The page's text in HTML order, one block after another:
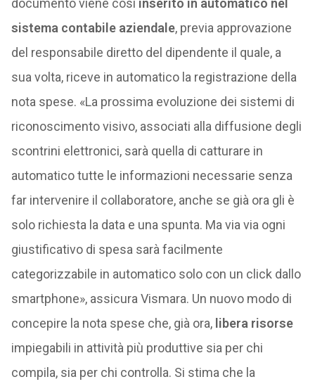
documento viene così inserito in automatico nel
sistema contabile aziendale, previa approvazione
del responsabile diretto del dipendente il quale, a
sua volta, riceve in automatico la registrazione della
nota spese. «La prossima evoluzione dei sistemi di
riconoscimento visivo, associati alla diffusione degli
scontrini elettronici, sarà quella di catturare in
automatico tutte le informazioni necessarie senza
far intervenire il collaboratore, anche se già ora gli è
solo richiesta la data e una spunta. Ma via via ogni
giustificativo di spesa sarà facilmente
categorizzabile in automatico solo con un click dallo
smartphone», assicura Vismara. Un nuovo modo di
concepire la nota spese che, già ora, libera risorse
impiegabili in attività più produttive sia per chi
compila, sia per chi controlla. Si stima che la